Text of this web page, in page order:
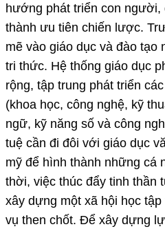
hướng phát triển con
thành ưu tiên chiến lược.
mẽ vào giáo dục và đào tạo
tri thức. Hệ thống giáo dục
rộng, tập trung phát triển
(khoa học, công nghệ, kỹ
ngữ, kỹ năng số và công
tuệ cần đi đôi với giáo dục
mỹ để hình thành những cá
thời, việc thúc đẩy tinh thần
xây dựng một xã hội học
vụ then chốt. Để xây dựng